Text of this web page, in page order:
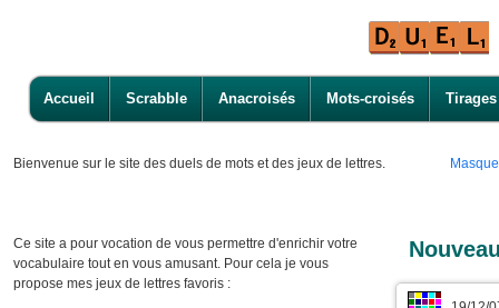
Accueil Scrabble Anacroisés Mots-croisés Tirages
Bienvenue sur le site des duels de mots et des jeux de lettres.
Ce site a pour vocation de vous permettre d'enrichir votre
vocabulaire tout en vous amusant. Pour cela je vous
propose mes jeux de lettres favoris :